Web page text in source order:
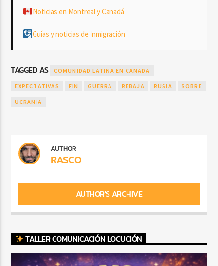
Noticias en Montreal y Canadá
Guías y noticias de Inmigración
TAGGED AS COMUNIDAD LATINA EN CANADA
EXPECTATIVAS FIN GUERRA REBAJA RUSIA SOBRE
UCRANIA
AUTHOR
RASCO
AUTHOR'S ARCHIVE
TALLER COMUNICACIÓN LOCUCIÓN